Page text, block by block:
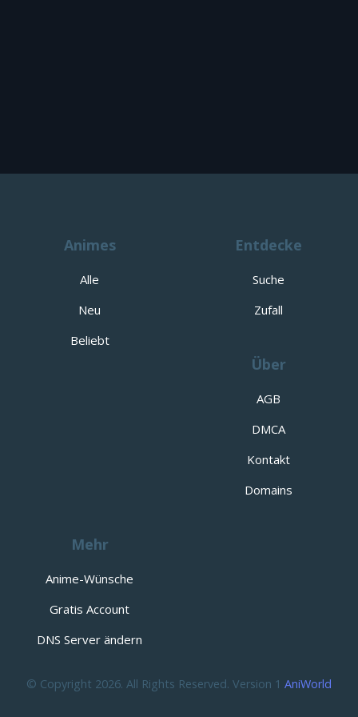
Animes
Alle
Neu
Beliebt
Entdecke
Suche
Zufall
Über
AGB
DMCA
Kontakt
Domains
Mehr
Anime-Wünsche
Gratis Account
DNS Server ändern
© Copyright 2026. All Rights Reserved. Version 1 AniWorld